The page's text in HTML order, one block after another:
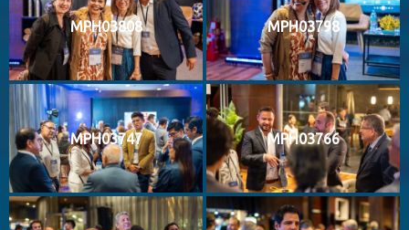
MPH03808 MPH03798
MPH03747 MPH03766